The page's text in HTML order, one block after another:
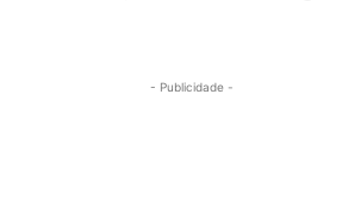
- Publicidade -